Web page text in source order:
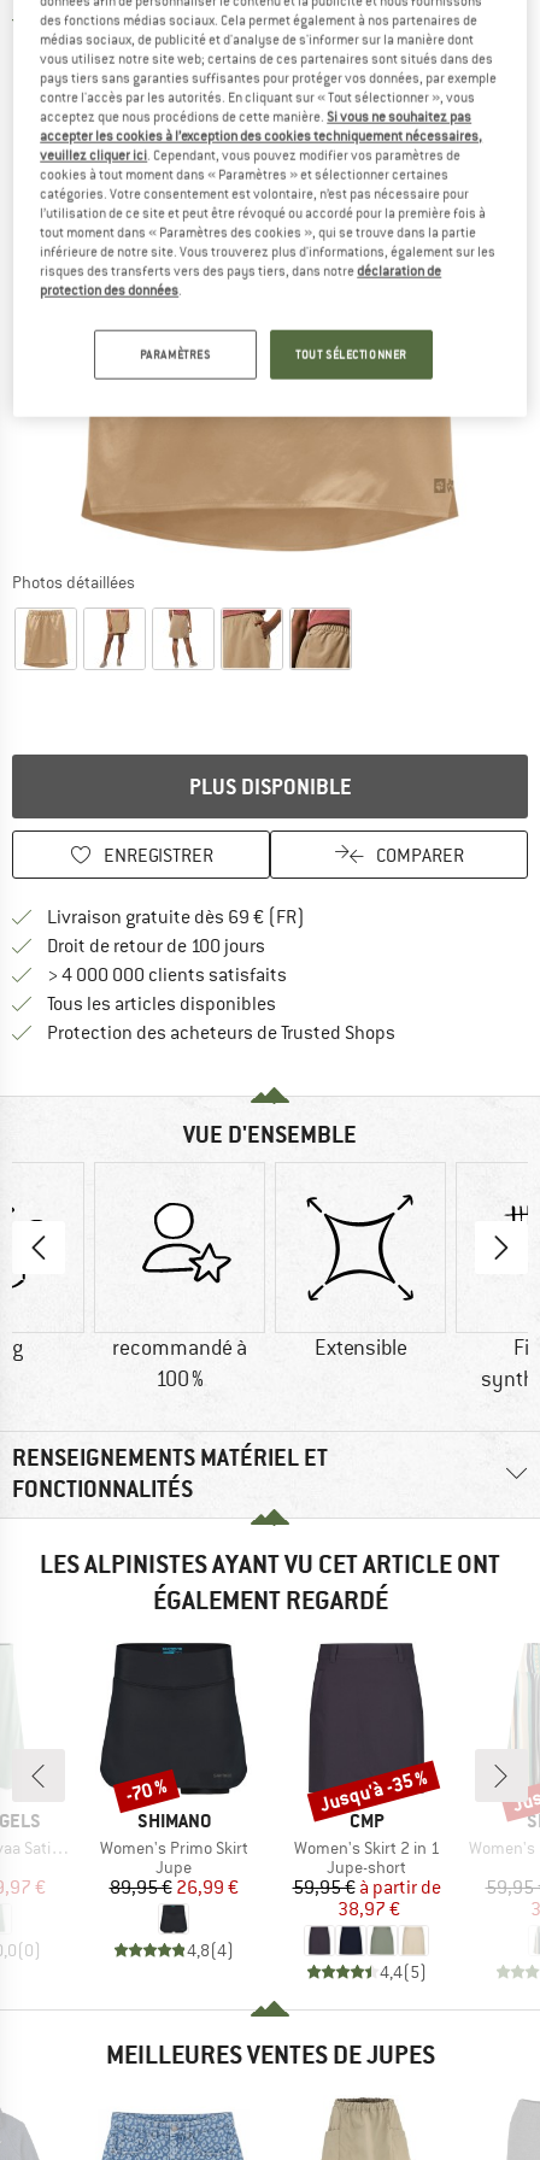
5,0(1)
Photos détaillées
PLUS DISPONIBLE
ENREGISTRER COMPARER
Livraison gratuite dès 69 € (FR)
Droit de retour de 100 jours
> 4 000 000 clients satisfaits
Tous les articles disponibles
Protection des acheteurs de Trusted Shops
VUE D'ENSEMBLE
g
recommandé à
100 %
Extensible
RENSEIGNEMENTS MATÉRIEL ET
FONCTIONNALITÉS
LES ALPINISTES AYANT VU CET ARTICLE ONT
ÉGALEMENT REGARDÉ
Slip-Skirt
réduit
€
(0)
MARQUE
SHIMANO
Article
Women's Primo Skirt
Product group
Jupe
Prix
89,95 €Prix réduit
26,99 €
4,8(4)
Remise
-70 %
MARQUE
CMP
Article
Women's Skirt 2 in 1
Product group
Jupe-short
Prix
59,95 € Prix réduit
à partir de
38,97 €
4,4(5)
Remise
Jusqu'à -35 %
Article
Women's
59,95
MEILLEURES VENTES DE JUPES
des fonctions médias sociaux. Cela permet également à nos partenaires de
médias sociaux, de publicité et d'analyse de s'informer sur la manière dont
vous utilisez notre site web; certains de ces partenaires sont situés dans des
pays tiers sans garanties suffisantes pour protéger vos données, par exemple
contre l'accès par les autorités. En cliquant sur « Tout sélectionner », vous
acceptez que nous procédions de cette manière.Si vous ne souhaitez pas
accepter les cookies à l’exception des cookies techniquement nécessaires,
veuillez cliquer ici. Cependant, vous pouvez modifier vos paramètres de
cookies à tout moment dans « Paramètres » et sélectionner certaines
catégories. Votre consentement est volontaire, n’est pas nécessaire pour
l’utilisation de ce site et peut être révoqué ou accordé pour la première fois à
tout moment dans « Paramètres des cookies », qui se trouve dans la partie
inférieure de notre site. Vous trouverez plus d'informations, également sur les
risques des transferts vers des pays tiers, dans notredéclaration de
protection des données.
PARAMÈTRES TOUT SÉLECTIONNER